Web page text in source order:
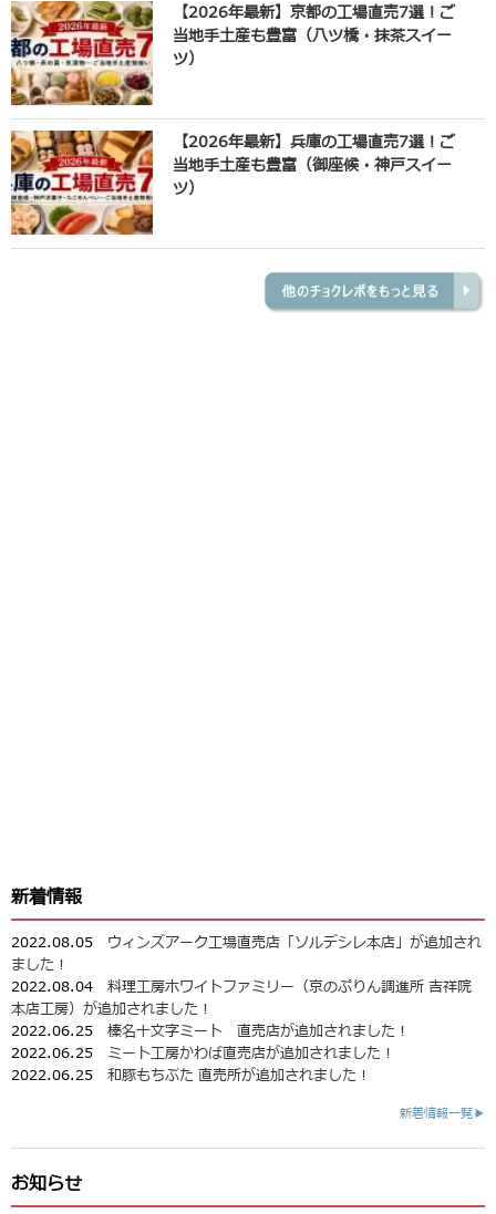
【2026年最新】京都の工場直売7選！ご
当地手土産も豊富（八ツ橋・抹茶スイー
ツ）
【2026年最新】兵庫の工場直売7選！ご
当地手土産も豊富（御座候・神戸スイー
ツ）
新着情報
2022.08.05 ウィンズアーク工場直売店「ソルデシレ本店」が追加され
ました！
2022.08.04 料理工房ホワイトファミリー（京のぷりん調進所 吉祥院
本店工房）が追加されました！
2022.06.25 榛名十文字ミート 直売店が追加されました！
2022.06.25 ミート工房かわば直売店が追加されました！
2022.06.25 和豚もちぶた 直売所が追加されました！
新着情報一覧▶
お知らせ